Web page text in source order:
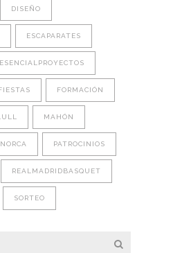
DISEÑO
ESCAPARATES
ESENCIALPROYECTOS
FORMACIÓN
MAHÓN
PATROCINIOS
REALMADRIDBASQUET
SORTEO